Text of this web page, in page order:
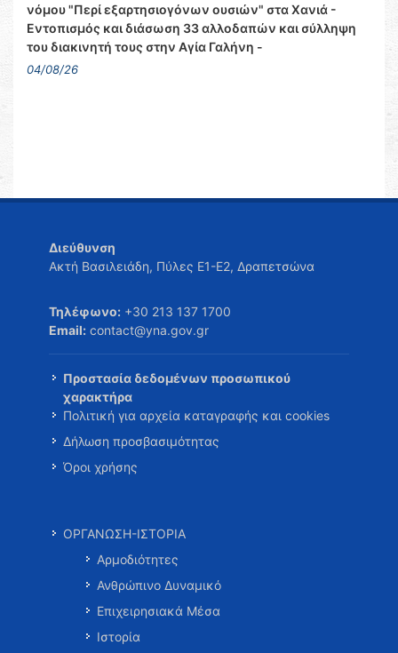
νόμου "Περί εξαρτησιογόνων ουσιών" στα Χανιά -
Εντοπισμός και διάσωση 33 αλλοδαπών και σύλληψη
του διακινητή τους στην Αγία Γαλήνη -
04/08/26
Διεύθυνση
Ακτή Βασιλειάδη, Πύλες Ε1-Ε2, Δραπετσώνα
Τηλέφωνο: +30 213 137 1700
Email: contact@yna.gov.gr
Προστασία δεδομένων προσωπικού
χαρακτήρα
Πολιτική για αρχεία καταγραφής και cookies
Δήλωση προσβασιμότητας
Όροι χρήσης
ΟΡΓΑΝΩΣΗ-ΙΣΤΟΡΙΑ
Αρμοδιότητες
Ανθρώπινο Δυναμικό
Επιχειρησιακά Μέσα
Ιστορία